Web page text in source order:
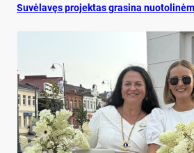
Su­vė­la­vęs pro­jek­tas gra­si­na